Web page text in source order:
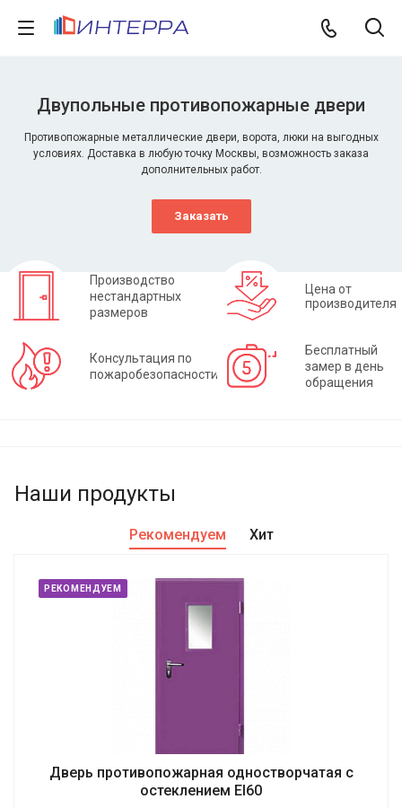
Двупольные противопожарные двери
Противопожарные металлические двери, ворота, люки на выгодных
условиях. Доставка в любую точку Москвы, возможность заказа
дополнительных работ.
Заказать
Производство
нестандартных
размеров
Цена от
производителя
Консультация по
пожаробезопасности
Бесплатный
замер в день
обращения
Наши продукты
Рекомендуем Хит
РЕКОМЕНДУЕМ
Дверь противопожарная одностворчатая с
остеклением EI60